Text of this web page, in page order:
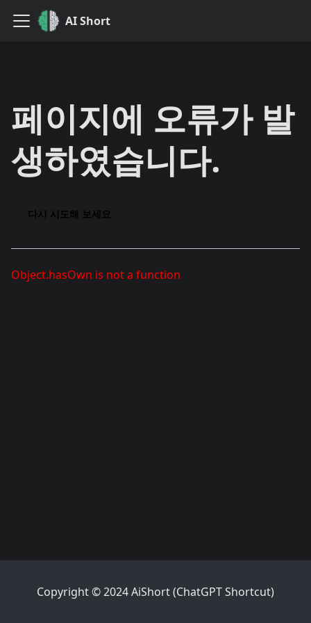
AI Short
페이지에 오류가 발
생하였습니다.
다시 시도해 보세요
Object.hasOwn is not a function
Copyright © 2024 AiShort (ChatGPT Shortcut)